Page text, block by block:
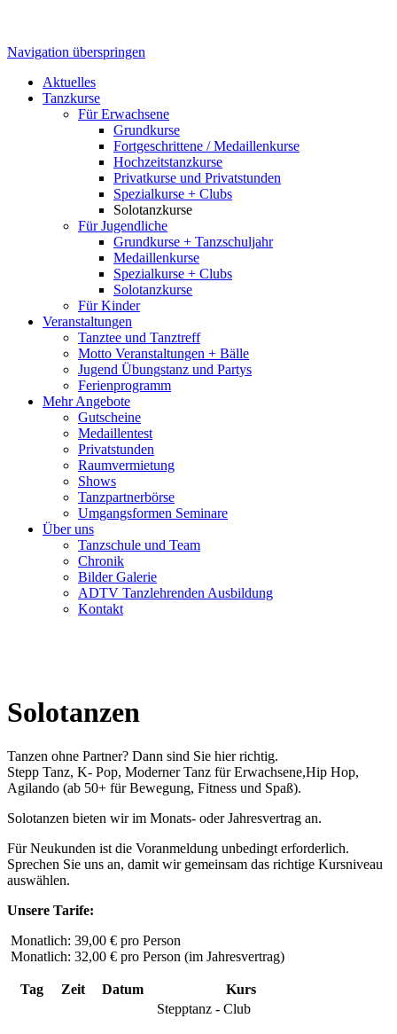
Navigation überspringen
Aktuelles
Tanzkurse
Für Erwachsene
Grundkurse
Fortgeschrittene / Medaillenkurse
Hochzeitstanzkurse
Privatkurse und Privatstunden
Spezialkurse + Clubs
Solotanzkurse
Für Jugendliche
Grundkurse + Tanzschuljahr
Medaillenkurse
Spezialkurse + Clubs
Solotanzkurse
Für Kinder
Veranstaltungen
Tanztee und Tanztreff
Motto Veranstaltungen + Bälle
Jugend Übungstanz und Partys
Ferienprogramm
Mehr Angebote
Gutscheine
Medaillentest
Privatstunden
Raumvermietung
Shows
Tanzpartnerbörse
Umgangsformen Seminare
Über uns
Tanzschule und Team
Chronik
Bilder Galerie
ADTV Tanzlehrenden Ausbildung
Kontakt
Solotanzen
Tanzen ohne Partner? Dann sind Sie hier richtig.
Stepp Tanz, K- Pop, Moderner Tanz für Erwachsene,Hip Hop,
Agilando (ab 50+ für Bewegung, Fitness und Spaß).
Solotanzen bieten wir im Monats- oder Jahresvertrag an.
Für Neukunden ist die Voranmeldung unbedingt erforderlich.
Sprechen Sie uns an, damit wir gemeinsam das richtige Kursniveau
auswählen.
Unsere Tarife:
Monatlich: 39,00 € pro Person
Monatlich: 32,00 € pro Person (im Jahresvertrag)
Tag Zeit Datum
Kurs
Stepptanz - Club